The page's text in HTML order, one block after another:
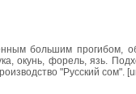
большим прогибом,
окунь, форель, язь.
"Русский сом".